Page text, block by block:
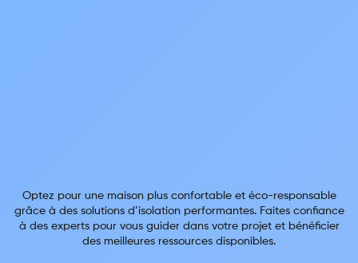
Optez pour une maison plus confortable et éco-responsable
grâce à des solutions d’isolation performantes. Faites confiance
à des experts pour vous guider dans votre projet et bénéficier
des meilleures ressources disponibles.